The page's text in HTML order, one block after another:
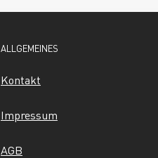
ALLGEMEINES
Kontakt
Impressum
AGB